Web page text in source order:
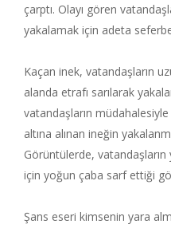
çarptı. Olayı gören
yakalamak için adeta
Kaçan inek, vatandaşların
alanda etrafı sarılarak
vatandaşların
altına alınan ineğin
Görüntülerde,
için yoğun çaba sarf ettiği
Şans eseri kimsenin yara